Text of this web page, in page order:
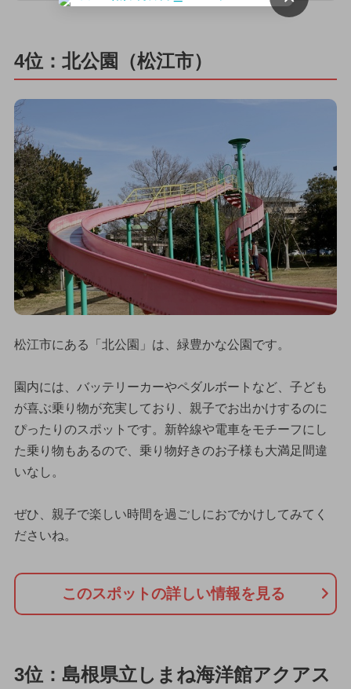
4位：北公園（松江市）
松江市にある「北公園」は、緑豊かな公園です。
園内には、バッテリーカーやペダルボートなど、子ども
が喜ぶ乗り物が充実しており、親子でお出かけするのに
ぴったりのスポットです。新幹線や電車をモチーフにし
た乗り物もあるので、乗り物好きのお子様も大満足間違
いなし。
ぜひ、親子で楽しい時間を過ごしにおでかけしてみてく
ださいね。
このスポットの詳しい情報を見る
3位：島根県立しまね海洋館アクアス